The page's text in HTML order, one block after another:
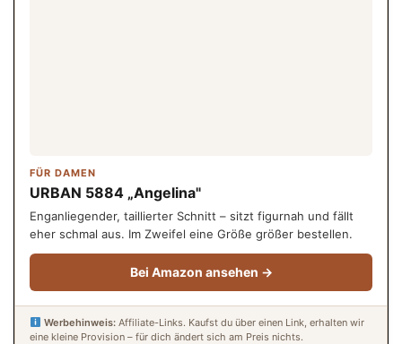
FÜR DAMEN
URBAN 5884 „Angelina"
Enganliegender, taillierter Schnitt – sitzt figurnah und fällt
eher schmal aus. Im Zweifel eine Größe größer bestellen.
Bei Amazon ansehen →
Werbehinweis:Affiliate-Links. Kaufst du über einen Link, erhalten wir
eine kleine Provision – für dich ändert sich am Preis nichts.